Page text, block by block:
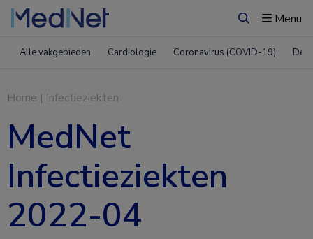
ZoekenMenu
Alle vakgebieden Cardiologie Coronavirus (COVID-19)
Home | Infectieziekten
MedNet
Infectieziekten
2022-04